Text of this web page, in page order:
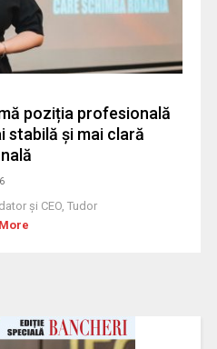
poziția profesională
stabilă și mai clară
și CEO, Tudor